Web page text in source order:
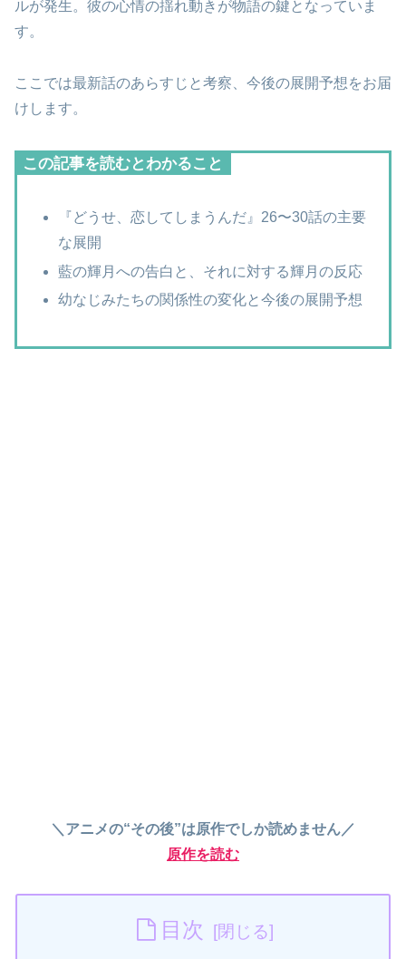
ルが発生。彼の心情の揺れ動きが物語の鍵となっていま
す。
ここでは最新話のあらすじと考察、今後の展開予想をお届
けします。
この記事を読むとわかること
『どうせ、恋してしまうんだ』26〜30話の主要
な展開
藍の輝月への告白と、それに対する輝月の反応
幼なじみたちの関係性の変化と今後の展開予想
＼アニメの“その後”は原作でしか読めません／
原作を読む
目次